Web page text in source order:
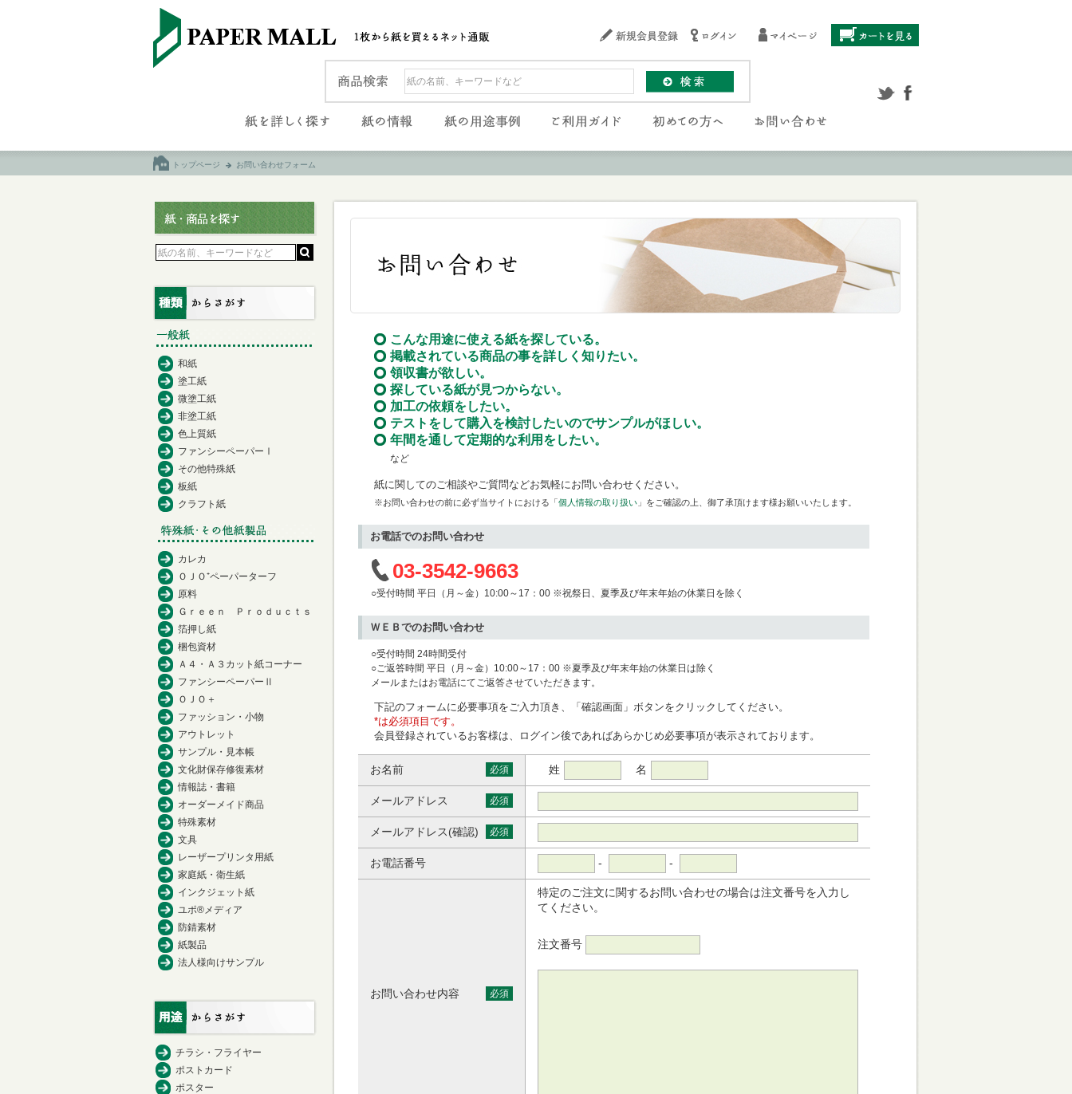
トップページ お問い合わせフォーム
こんな用途に使える紙を探している。
掲載されている商品の事を詳しく知りたい。
領収書が欲しい。
探している紙が見つからない。
加工の依頼をしたい。
テストをして購入を検討したいのでサンプルがほしい。
年間を通して定期的な利用をしたい。
など
紙に関してのご相談やご質問などお気軽にお問い合わせください。
※お問い合わせの前に必ず当サイトにおける「個人情報の取り扱い 」をご確認の上、御了承頂けます様お願いいたします。
お電話でのお問い合わせ
03-3542-9663
○受付時間 平日（月～金）10:00～17：00 ※祝祭日、夏季及び年末年始の休業日を除く
ＷＥＢでのお問い合わせ
○受付時間 24時間受付
○ご返答時間 平日（月～金）10:00～17：00 ※夏季及び年末年始の休業日は除く
メールまたはお電話にてご返答させていただきます。
下記のフォームに必要事項をご入力頂き、「確認画面」ボタンをクリックしてください。
*は必須項目です。
会員登録されているお客様は、ログイン後であればあらかじめ必要事項が表示されております。
お名前 必須 姓 名
メールアドレス 必須
メールアドレス(確認) 必須
お電話番号 - -
お問い合わせ内容 必須
特定のご注文に関するお問い合わせの場合は注文番号を入力し
てください。
注文番号
和紙
塗工紙
微塗工紙
非塗工紙
色上質紙
ファンシーペーパーⅠ
その他特殊紙
板紙
クラフト紙
カレカ
ＯＪＯ⁺ペーパーターフ
原料
Ｇｒｅｅｎ Ｐｒｏｄｕｃｔｓ
箔押し紙
梱包資材
Ａ４・Ａ３カット紙コーナー
ファンシーペーパーⅡ
ＯＪＯ＋
ファッション・小物
アウトレット
サンプル・見本帳
文化財保存修復素材
情報誌・書籍
オーダーメイド商品
特殊素材
文具
レーザープリンタ用紙
家庭紙・衛生紙
インクジェット紙
ユポ®メディア
防錆素材
紙製品
法人様向けサンプル
チラシ・フライヤー
ポストカード
ポスター